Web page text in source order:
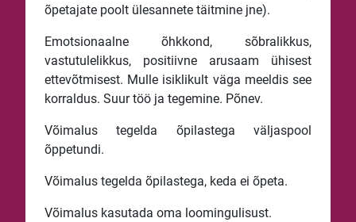
õpetajate poolt ülesannete täitmine jne).
Emotsionaalne õhkkond, sõbralikkus,
vastutulelikkus, positiivne arusaam ühisest
ettevõtmisest. Mulle isiklikult väga meeldis see
korraldus. Suur töö ja tegemine. Põnev.
Võimalus tegelda õpilastega väljaspool
õppetundi.
Võimalus tegelda õpilastega, keda ei õpeta.
Võimalus kasutada oma loomingulisust.